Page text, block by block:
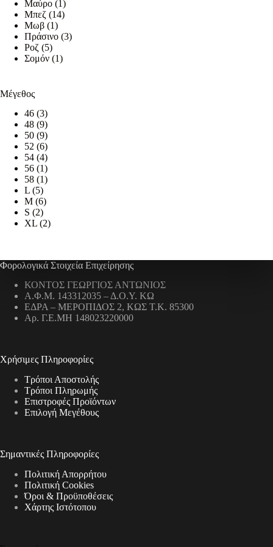
προϊόντος
Μαύρο (1)
Μπεζ (14)
Μωβ (1)
Πράσινο (3)
Ροζ (5)
Σομόν (1)
Μέγεθος
46 (3)
48 (9)
50 (9)
52 (6)
54 (4)
56 (1)
58 (1)
L (5)
M (6)
S (2)
XL (2)
Φορολογικά Στοιχεία Επιχείρησης
ΚΟΝΤΟΣ ΓΕΩΡΓΙΟΣ ΑΝΤΩΝΙΟΣ
Α.Φ.Μ. 143312035 – Δ.Ο.Υ. ΚΩ
ΕΔΡΑ – ΜΕΡΟΠΙΔΟΣ 2, ΚΩΣ Τ.Κ. 85300
Αρ. Γ.Ε.ΜΗ 148023220000
Χρήσιμες Πληροφορίες
Τρόποι Αποστολής
Τρόποι Πληρωμής
Επιστροφές Προϊόντων
Επιλογή Μεγέθους
Σημαντικές Πληροφορίες
Πολιτική Απορρήτου
Πολιτική Cookies
Όροι & Προϋποθέσεις
Χάρτης Ιστότοπου